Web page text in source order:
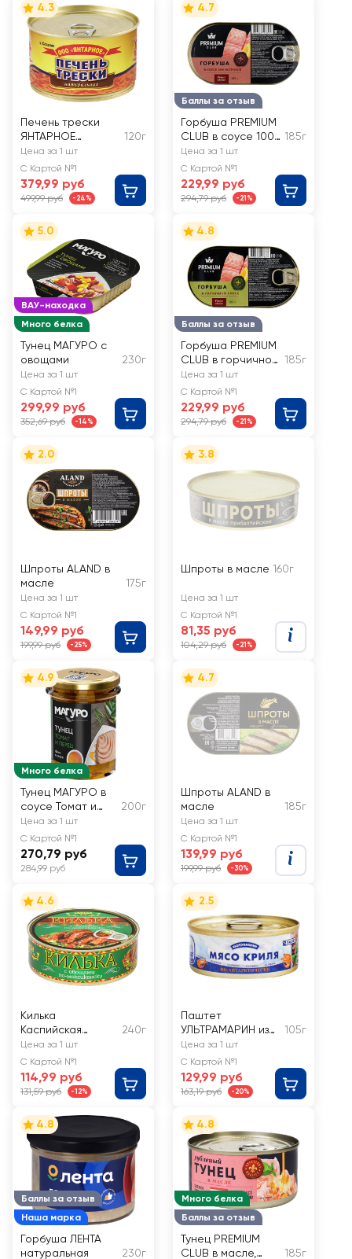
4.3
Печень трески
ЯНТАРНОЕ
натуральная
120г
Цена за 1 шт
С Картой №1
379,99 руб
499,99 руб -24%
Баллы за отзыв
4.7
Горбуша PREMIUM
CLUB в соусе 1000
островов
185г
Цена за 1 шт
С Картой №1
229,99 руб
294,79 руб -21%
ВАУ-находка
Много белка
5.0
Тунец МАГУРО с
овощами
230г
Цена за 1 шт
С Картой №1
299,99 руб
352,69 руб -14%
Баллы за отзыв
4.8
Горбуша PREMIUM
CLUB в горчичном
соусе
185г
Цена за 1 шт
С Картой №1
229,99 руб
294,79 руб -21%
2.0
Шпроты ALAND в
масле
175г
Цена за 1 шт
С Картой №1
149,99 руб
199,99 руб -25%
3.8
Шпроты в масле 160г
Цена за 1 шт
С Картой №1
81,35 руб
104,29 руб -21%
Много белка
4.9
Тунец МАГУРО в
соусе Томат и
перец, с маслом
200г
Цена за 1 шт
С Картой №1
270,79 руб
284,99 руб
4.7
Шпроты ALAND в
масле
185г
Цена за 1 шт
С Картой №1
139,99 руб
199,99 руб -30%
4.6
Килька
Каспийская
LAATSA По-
мексикански,
неразделанная
обжаренная с
овощами в
томатном соусе
240г
Цена за 1 шт
С Картой №1
114,99 руб
131,59 руб -12%
2.5
Паштет
УЛЬТРАМАРИН из
мяса
антарктического
криля
105г
Цена за 1 шт
С Картой №1
129,99 руб
163,19 руб -20%
Баллы за отзыв
Наша марка
4.8
Горбуша ЛЕНТА
натуральная
230г
Много белка
Баллы за отзыв
4.8
Тунец PREMIUM
CLUB в масле,
185г